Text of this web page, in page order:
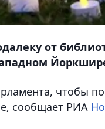
от
чтобы
сообщает РИА